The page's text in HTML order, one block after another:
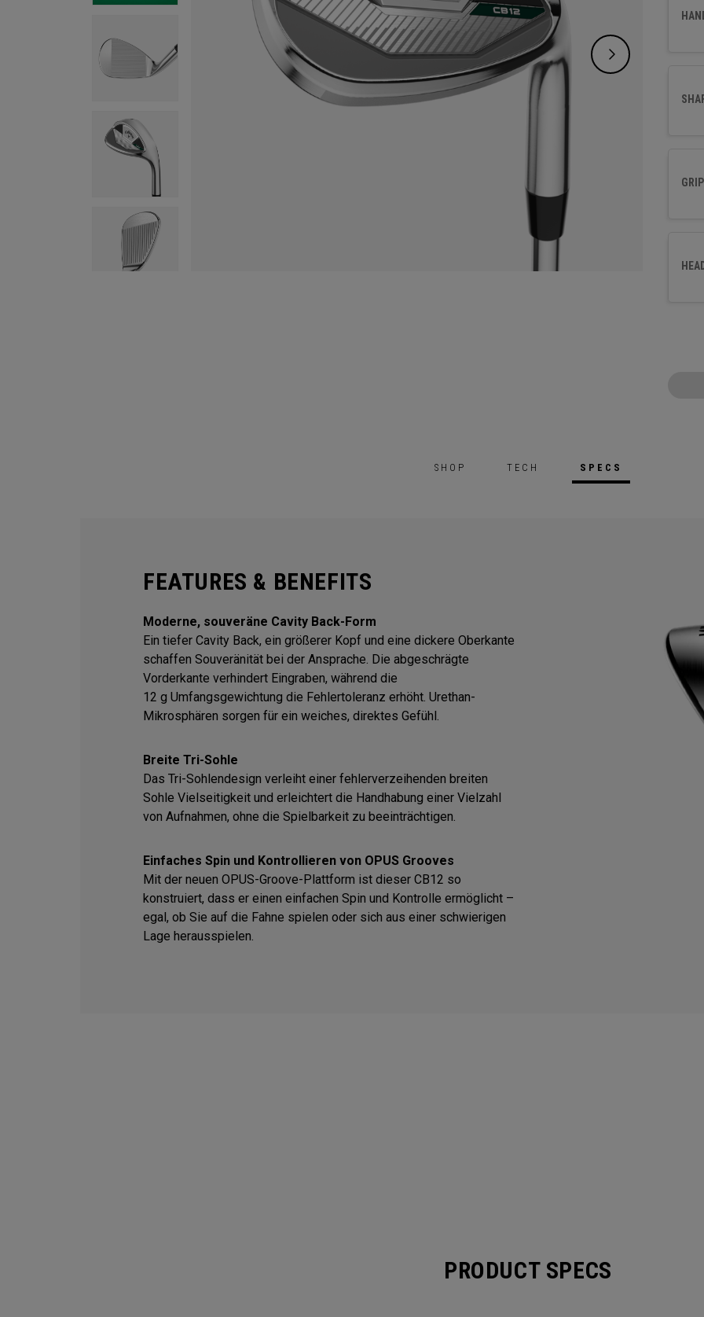
GRIP
SHOP TECH SPECS
FEATURES & BENEFITS
Moderne, souveräne Cavity Back-Form
Ein tiefer Cavity Back, ein größerer Kopf und eine dickere Oberkante
schaffen Souveränität bei der Ansprache. Die abgeschrägte
Vorderkante verhindert Eingraben, während die
12 g Umfangsgewichtung die Fehlertoleranz erhöht. Urethan-
Mikrosphären sorgen für ein weiches, direktes Gefühl.
Breite Tri-Sohle
Das Tri-Sohlendesign verleiht einer fehlerverzeihenden breiten
Sohle Vielseitigkeit und erleichtert die Handhabung einer Vielzahl
von Aufnahmen, ohne die Spielbarkeit zu beeinträchtigen.
Einfaches Spin und Kontrollieren von OPUS Grooves
Mit der neuen OPUS-Groove-Plattform ist dieser CB12 so
konstruiert, dass er einen einfachen Spin und Kontrolle ermöglicht –
egal, ob Sie auf die Fahne spielen oder sich aus einer schwierigen
Lage herausspielen.
PRODUCT SPECS